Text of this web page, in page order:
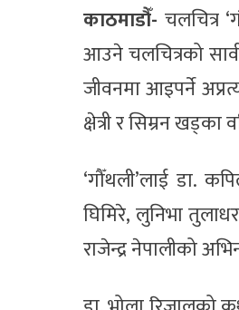
काठमाडौँ- चलचित्र
आउने चलचित्रको
जीवनमा आइपर्ने
क्षेत्री र सिम्रन खड्का
‘गौँथली’लाई डा.
घिमिरे, लुनिभा
राजेन्द्र नेपालीको